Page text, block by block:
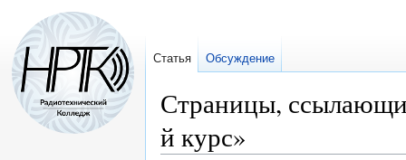
Страницы,
й курс»
Статья Обсуждение